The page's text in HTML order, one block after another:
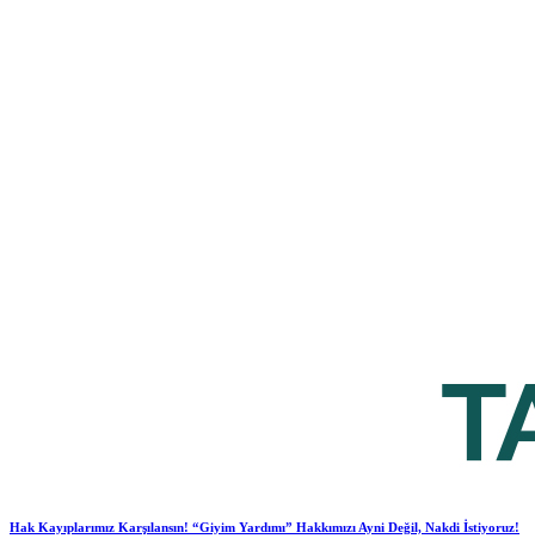
Hak Kayıplarımız Karşılansın! “Giyim Yardımı” Hakkımızı Ayni Değil, Nakdi İstiyoruz!